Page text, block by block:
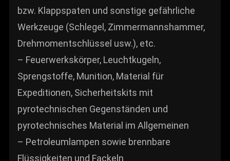
bzw. Klappspaten und sonstige gefährliche
Werkzeuge (Schlegel, Zimmermannshammer,
Drehmomentschlüssel usw.), etc.
– Feuerwerkskörper, Leuchtkugeln,
Sprengstoffe, Munition, Material für
Expeditionen, Sicherheitskits mit
pyrotechnischen Gegenständen und
pyrotechnisches Material im Allgemeinen
– Petroleumlampen sowie brennbare
Flüssigkeiten und Fackeln